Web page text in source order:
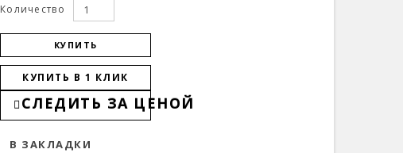
Количество
КУПИТЬ
КУПИТЬ В 1 КЛИК
СЛЕДИТЬ ЗА ЦЕНОЙ
В ЗАКЛАДКИ